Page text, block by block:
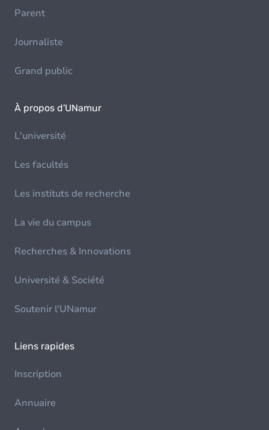
Parent
Journaliste
Grand public
À propos d'UNamur
L'université
Les facultés
Les instituts de recherche
La vie du campus
Recherches & Innovations
Université & Société
Soutenir l'UNamur
Liens rapides
Inscription
Annuaire